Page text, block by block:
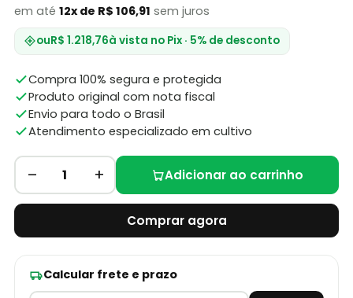
em até 12x de R$ 106,91 sem juros
ouR$ 1.218,76à vista no Pix · 5% de desconto
Compra 100% segura e protegida
Produto original com nota fiscal
Envio para todo o Brasil
Atendimento especializado em cultivo
– 1 + Adicionar ao carrinho
Comprar agora
Calcular frete e prazo